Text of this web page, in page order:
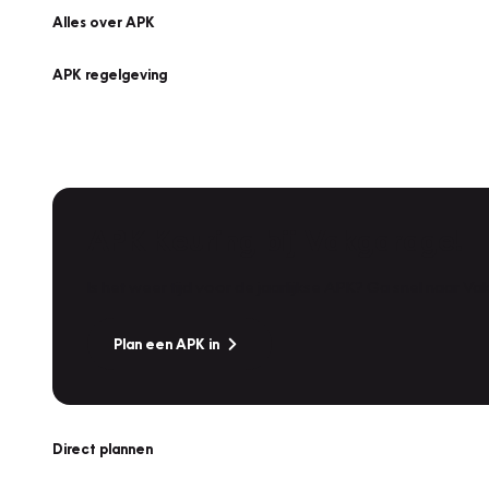
Alles over APK
APK regelgeving
Plan een APK in
Direct plannen